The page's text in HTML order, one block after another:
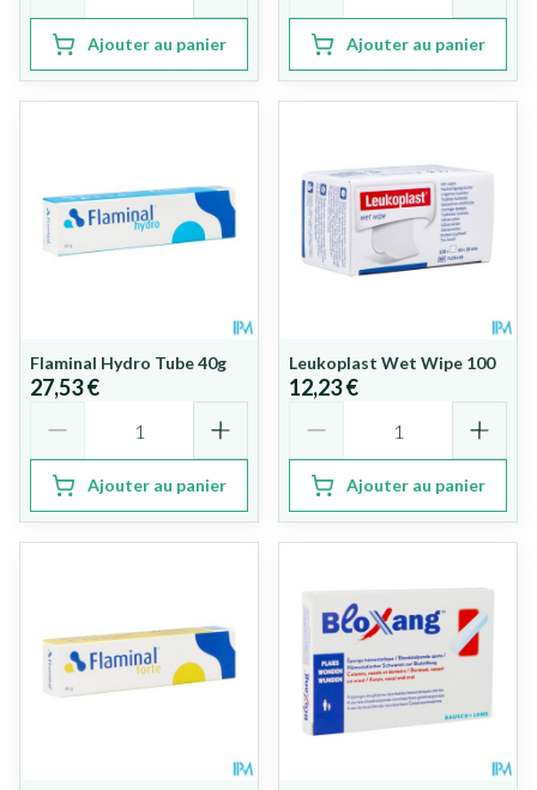
Ajouter au panier Ajouter au panier
Flaminal Hydro Tube 40g
27,53 €
Ajouter au panier
Leukoplast Wet Wipe 100
12,23 €
Ajouter au panier